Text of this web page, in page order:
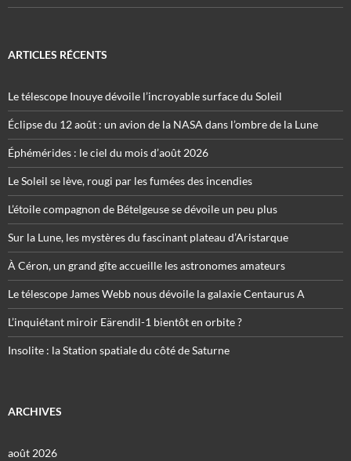
ARTICLES RÉCENTS
Le télescope Inouye dévoile l’incroyable surface du Soleil
Éclipse du 12 août : un avion de la NASA dans l’ombre de la Lune
Éphémérides : le ciel du mois d’août 2026
Le Soleil se lève, rougi par les fumées des incendies
L’étoile compagnon de Bételgeuse se dévoile un peu plus
Sur la Lune, les mystères du fascinant plateau d’Aristarque
À Céron, un grand gîte accueille les astronomes amateurs
Le télescope James Webb nous dévoile la galaxie Centaurus A
L’inquiétant miroir Eärendil-1 bientôt en orbite ?
Insolite : la Station spatiale du côté de Saturne
ARCHIVES
août 2026